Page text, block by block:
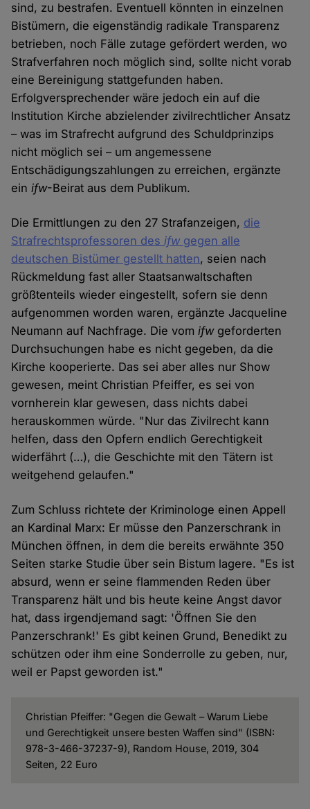
sind, zu bestrafen. Eventuell könnten in einzelnen
Bistümern, die eigenständig radikale Transparenz
betrieben, noch Fälle zutage gefördert werden, wo
Strafverfahren noch möglich sind, sollte nicht vorab
eine Bereinigung stattgefunden haben.
Erfolgversprechender wäre jedoch ein auf die
Institution Kirche abzielender zivilrechtlicher Ansatz
– was im Strafrecht aufgrund des Schuldprinzips
nicht möglich sei – um angemessene
Entschädigungszahlungen zu erreichen, ergänzte
einifw-Beirat aus dem Publikum.
Die Ermittlungen zu den 27 Strafanzeigen, die
Strafrechtsprofessoren desifwgegen alle
deutschen Bistümer gestellt hatten, seien nach
Rückmeldung fast aller Staatsanwaltschaften
größtenteils wieder eingestellt, sofern sie denn
aufgenommen worden waren, ergänzte Jacqueline
Neumann auf Nachfrage. Die vomifwgeforderten
Durchsuchungen habe es nicht gegeben, da die
Kirche kooperierte. Das sei aber alles nur Show
gewesen, meint Christian Pfeiffer, es sei von
vornherein klar gewesen, dass nichts dabei
herauskommen würde. "Nur das Zivilrecht kann
helfen, dass den Opfern endlich Gerechtigkeit
widerfährt (…), die Geschichte mit den Tätern ist
weitgehend gelaufen."
Zum Schluss richtete der Kriminologe einen Appell
an Kardinal Marx: Er müsse den Panzerschrank in
München öffnen, in dem die bereits erwähnte 350
Seiten starke Studie über sein Bistum lagere. "Es ist
absurd, wenn er seine flammenden Reden über
Transparenz hält und bis heute keine Angst davor
hat, dass irgendjemand sagt: 'Öffnen Sie den
Panzerschrank!' Es gibt keinen Grund, Benedikt zu
schützen oder ihm eine Sonderrolle zu geben, nur,
weil er Papst geworden ist."
Christian Pfeiffer: "Gegen die Gewalt – Warum Liebe
und Gerechtigkeit unsere besten Waffen sind" (ISBN:
978-3-466-37237-9), Random House, 2019, 304
Seiten, 22 Euro